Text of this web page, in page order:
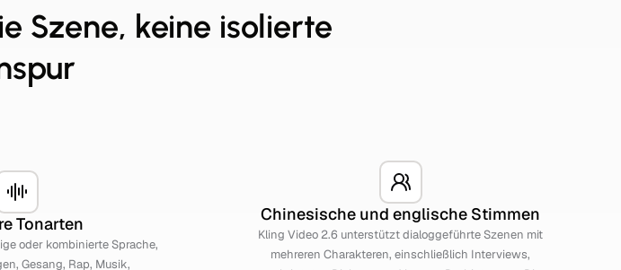
Szene, keine isolierte
Tonarten
oder kombinierte Sprache,
Gesang, Rap, Musik,
Chinesische und englische Stimmen
Kling Video 2.6 unterstützt dialoggeführte Szenen mit
mehreren Charakteren, einschließlich Interviews,